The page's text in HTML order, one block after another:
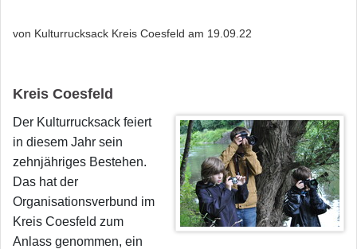
von Kulturrucksack Kreis Coesfeld am 19.09.22
Kreis Coesfeld
Der Kulturrucksack feiert
in diesem Jahr sein
zehnjähriges Bestehen.
Das hat der
Organisationsverbund im
Kreis Coesfeld zum
Anlass genommen, ein